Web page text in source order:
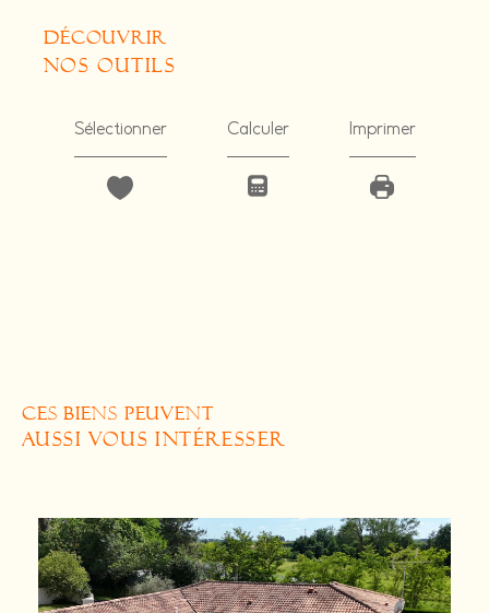
découvrir
nos outils
Sélectionner Calculer Imprimer
CES BIENS PEUVENT
AUSSI VOUS INTÉRESSER